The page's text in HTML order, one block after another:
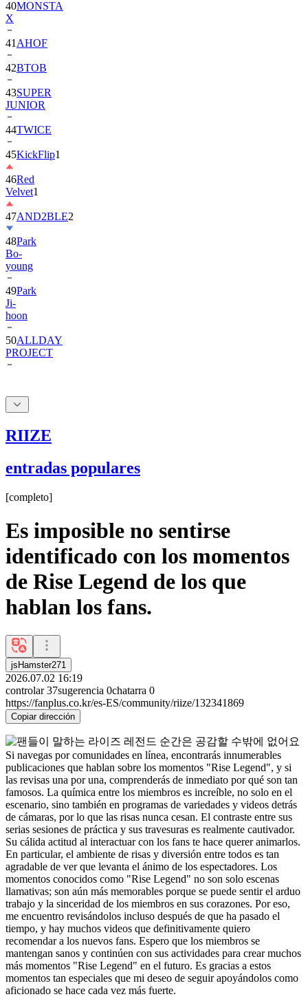
41
42 BTOB
43SUPER
JUNIOR
44TWICE
45KickFlip
46Red
Velvet
47AND2BLE
48Park
Bo-
young
49Park
Ji-
hoon
50ALLDAY
PROJECT
RIIZE
entradas populares
[completo]
Es imposible no sentirse
identificado con los momentos
de Rise Legend de los que
hablan los fans.
jsHamster271
2026.07.02 16:19
controlar 37sugerencia 0chatarra 0
https://fanplus.co.kr/es-ES/community/riize/132341869
Copiar dirección
Si navegas por comunidades en línea, encontrarás innumerables
publicaciones que hablan sobre los momentos "Rise Legend", y si
las revisas una por una, comprenderás de inmediato por qué son tan
famosos. La química entre los miembros es increíble, no solo en el
escenario, sino también en programas de variedades y videos detrás
de cámaras, por lo que las risas nunca cesan. El contraste entre sus
serias sesiones de práctica y sus travesuras es realmente cautivador.
Su cálida actitud al interactuar con los fans te hace querer animarlos.
En particular, el ambiente de risas y diversión entre todos es tan
agradable de ver que levanta el ánimo de los espectadores. Los
momentos conocidos como "Rise Legend" no son solo escenas
llamativas; son aún más memorables porque se puede sentir el arduo
trabajo y la sinceridad de los miembros en sus corazones. Por eso,
me encuentro revisándolos incluso después de que ha pasado el
tiempo, y hay muchos videos que definitivamente quiero
recomendar a los nuevos fans. Espero que los miembros se
mantengan sanos y continúen con sus actividades para crear muchos
más momentos "Rise Legend" en el futuro. Es gracias a estos
momentos tan especiales que mi deseo de seguir apoyándolos como
aficionado se hace cada vez más fuerte.